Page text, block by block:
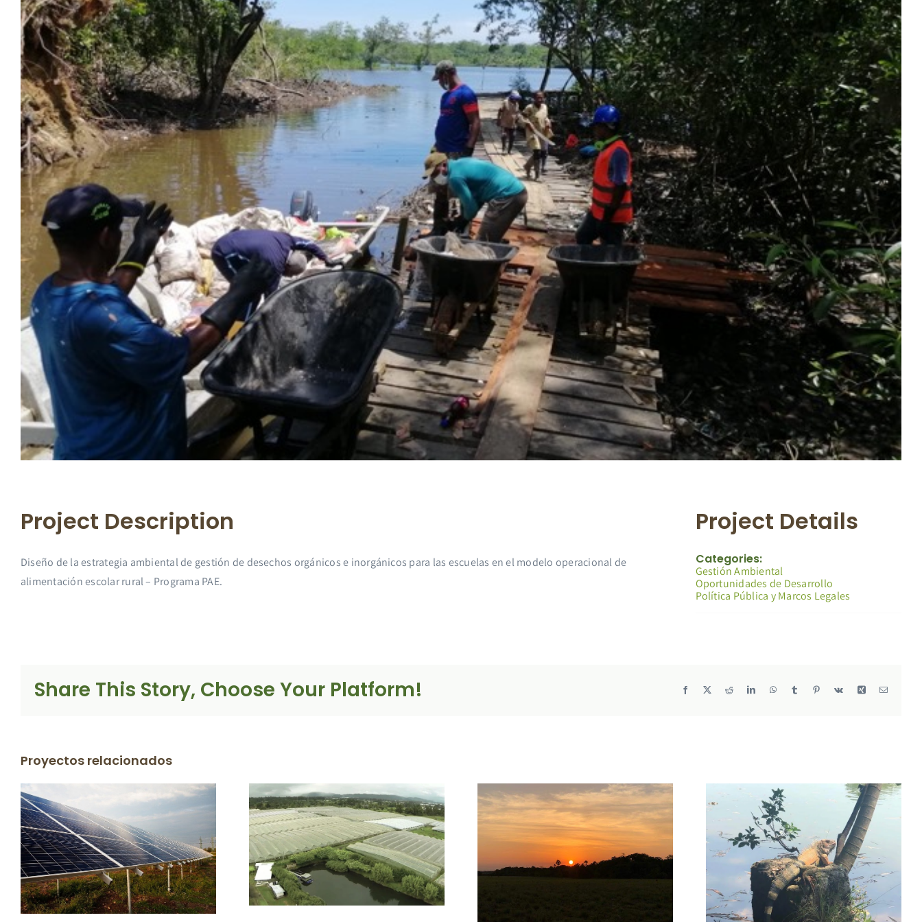
Project Description
Diseño de la estrategia ambiental de gestión de desechos orgánicos e inorgánicos para las escuelas en el modelo operacional de
alimentación escolar rural – Programa PAE.
Project Details
Categories:
Gestión Ambiental
Oportunidades de Desarrollo
Política Pública y Marcos Legales
Share This Story, Choose Your Platform! Facebook RedditLinkedInWhatsAppTumblr PinterestVk Xing Correo
Proyectos relacionados